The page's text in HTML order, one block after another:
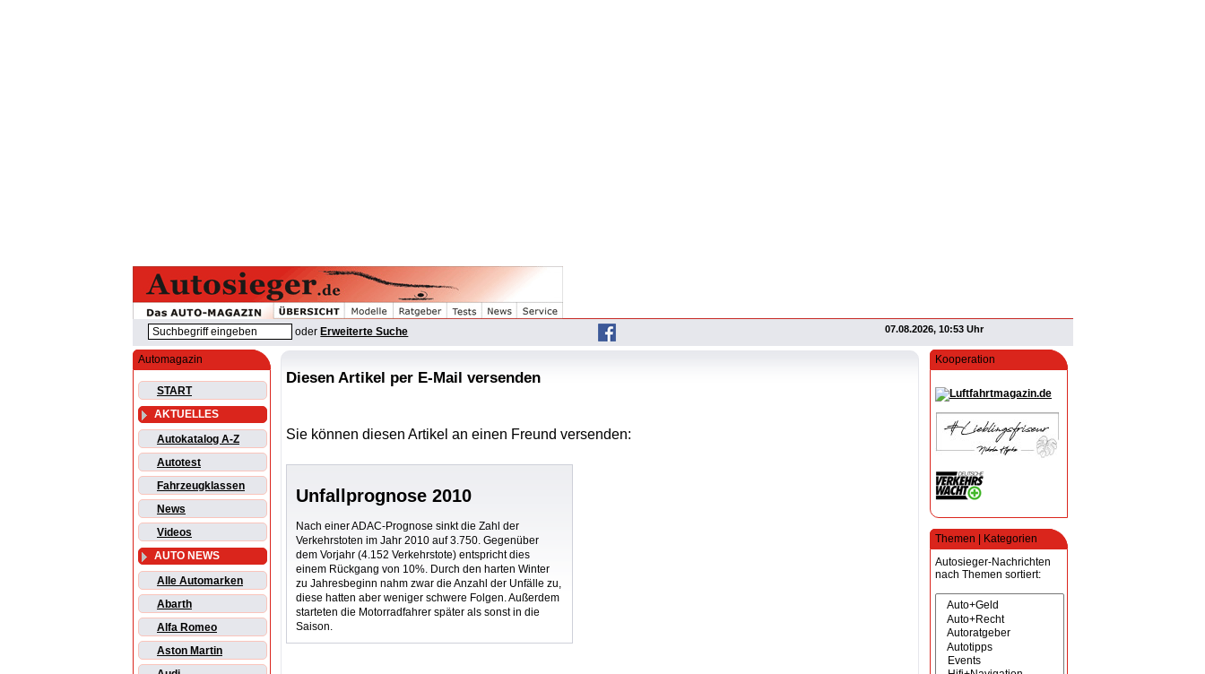
oder Erweiterte Suche 07.08.2026, 10:53 Uhr
Automagazin
START
AKTUELLES
Autokatalog A-Z
Autotest
Fahrzeugklassen
News
Videos
AUTO NEWS
Alle Automarken
Abarth
Alfa Romeo
Aston Martin
Kooperation
Themen | Kategorien
Autosieger-Nachrichten
nach Themen sortiert:
Diesen Artikel per E-Mail versenden
Sie können diesen Artikel an einen Freund versenden:
Unfallprognose 2010
Nach einer ADAC-Prognose sinkt die Zahl der
Verkehrstoten im Jahr 2010 auf 3.750. Gegenüber
dem Vorjahr (4.152 Verkehrstote) entspricht dies
einem Rückgang von 10%. Durch den harten Winter
zu Jahresbeginn nahm zwar die Anzahl der Unfälle zu,
diese hatten aber weniger schwere Folgen. Außerdem
starteten die Motorradfahrer später als sonst in die
Saison.